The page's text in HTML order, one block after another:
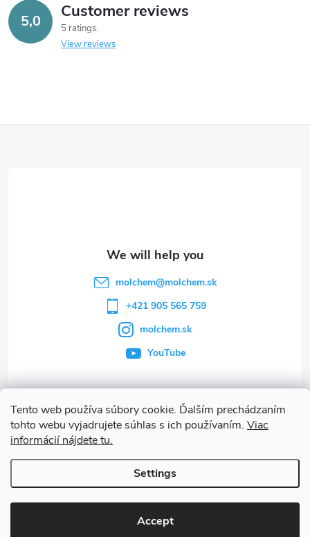
Tento web používa súbory cookie. Ďalším prechádzaním
tohto webu vyjadrujete súhlas s ich používaním. Viac
informácií nájdete tu.
Settings
Accept
5,0 Customer reviews
5 ratings
View reviews
Info
molchem@molchem.sk
+421 905 565 759
molchem.sk
YouTube
Created by Shoptet
Copyright 2026MOLCHEM®. All rights reserved.